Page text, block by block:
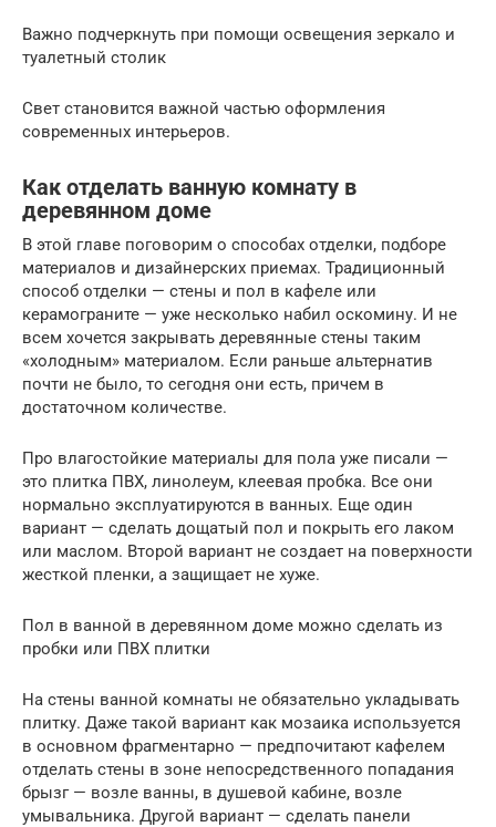
Важно подчеркнуть при помощи освещения зеркало и
туалетный столик
Свет становится важной частью оформления
современных интерьеров.
Как отделать ванную комнату в
деревянном доме
В этой главе поговорим о способах отделки, подборе
материалов и дизайнерских приемах. Традиционный
способ отделки — стены и пол в кафеле или
керамограните — уже несколько набил оскомину. И не
всем хочется закрывать деревянные стены таким
«холодным» материалом. Если раньше альтернатив
почти не было, то сегодня они есть, причем в
достаточном количестве.
Про влагостойкие материалы для пола уже писали —
это плитка ПВХ, линолеум, клеевая пробка. Все они
нормально эксплуатируются в ванных. Еще один
вариант — сделать дощатый пол и покрыть его лаком
или маслом. Второй вариант не создает на поверхности
жесткой пленки, а защищает не хуже.
Пол в ванной в деревянном доме можно сделать из
пробки или ПВХ плитки
На стены ванной комнаты не обязательно укладывать
плитку. Даже такой вариант как мозаика используется
в основном фрагментарно — предпочитают кафелем
отделать стены в зоне непосредственного попадания
брызг — возле ванны, в душевой кабине, возле
умывальника. Другой вариант — сделать панели